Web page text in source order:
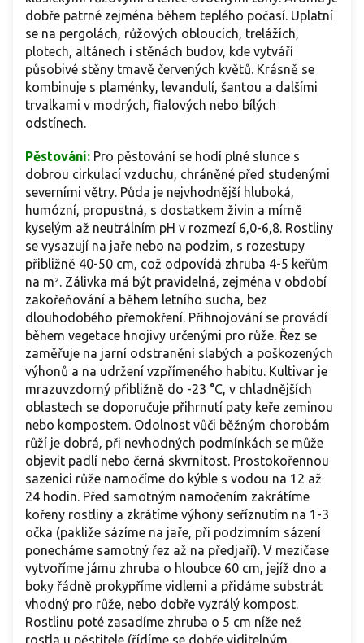
dobře patrné zejména během teplého počasí. Uplatní
se na pergolách, růžových obloucích, trelážích,
plotech, altánech i stěnách budov, kde vytváří
působivé stěny tmavě červených květů. Krásně se
kombinuje s plaménky, levandulí, šantou a dalšími
trvalkami v modrých, fialových nebo bílých
odstínech.
Pěstování: Pro pěstování se hodí plné slunce s
dobrou cirkulací vzduchu, chráněné před studenými
severními větry. Půda je nejvhodnější hluboká,
humózní, propustná, s dostatkem živin a mírně
kyselým až neutrálním pH v rozmezí 6,0-6,8. Rostliny
se vysazují na jaře nebo na podzim, s rozestupy
přibližně 40-50 cm, což odpovídá zhruba 4-5 keřům
na m². Zálivka má být pravidelná, zejména v období
zakořeňování a během letního sucha, bez
dlouhodobého přemokření. Přihnojování se provádí
během vegetace hnojivy určenými pro růže. Řez se
zaměřuje na jarní odstranění slabých a poškozených
výhonů a na udržení vzpřímeného habitu. Kultivar je
mrazuvzdorný přibližně do -23 °C, v chladnějších
oblastech se doporučuje přihrnutí paty keře zeminou
nebo kompostem. Odolnost vůči běžným chorobám
růží je dobrá, při nevhodných podmínkách se může
objevit padlí nebo černá skvrnitost. Prostokořennou
sazenici růže namočíme do kýble s vodou na 12 až
24 hodin. Před samotným namočením zakrátíme
kořeny rostliny a zkrátíme výhony seříznutím na 1-3
očka (pakliže sázíme na jaře, při podzimním sázení
ponecháme samotný řez až na předjaří). V mezičase
vytvoříme jámu zhruba o hloubce 60 cm, jejíž dno a
boky řádně prokypříme vidlemi a přidáme substrát
vhodný pro růže, nebo dobře vyzrálý kompost.
Rostlinu poté zasadíme zhruba o 5 cm níže než
rostla u pěstitele (řídíme se dobře viditelným